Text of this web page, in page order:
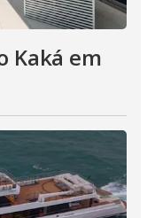
Kaká em